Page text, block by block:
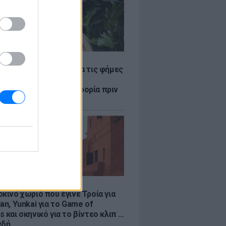
Βουλγαράκη ξεσπά για τις φήμες
καμία πληροφορία πριν
τη βλακεία σας»
χωριό που έγινε Τροία για
Yunkai για το Game of
σκηνικό για το βίντεο κλιπ ...